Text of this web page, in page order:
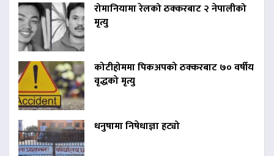
रोमानियामा रेलको ठक्करबाट २ नेपालीको
मृत्यु
कोटीहोममा पिकअपको ठक्करबाट ७० वर्षीय
वृद्धको मृत्यु
धनुषामा निषेधाज्ञा हट्यो